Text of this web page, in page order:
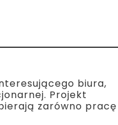
biura,
Projekt
zarówno pracę